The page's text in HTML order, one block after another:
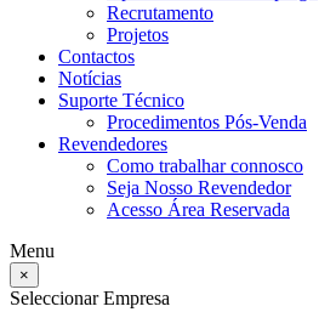
Recrutamento
Projetos
Contactos
Notícias
Suporte Técnico
Procedimentos Pós-Venda
Revendedores
Como trabalhar connosco
Seja Nosso Revendedor
Acesso Área Reservada
Menu
×
Seleccionar Empresa